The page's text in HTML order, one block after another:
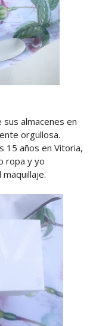
almacenes en
orgullosa.
15 años en Vitoria,
ropa y yo